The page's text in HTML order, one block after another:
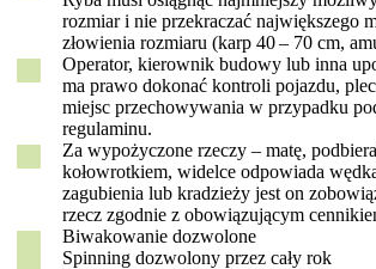
rozmiar i nie przekraczać największego
złowienia rozmiaru (karp 40 – 70 cm,
Operator, kierownik budowy lub inna
ma prawo dokonać kontroli pojazdu,
miejsc przechowywania w przypadku
regulaminu.
Za wypożyczone rzeczy – matę,
kołowrotkiem, widelce odpowiada
zagubienia lub kradzieży jest on
rzecz zgodnie z obowiązującym
Biwakowanie dozwolone
Spinning dozwolony przez cały rok